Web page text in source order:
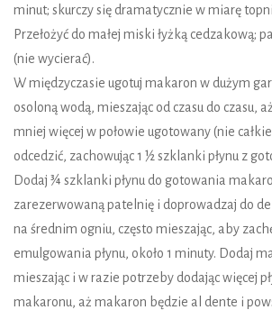
minut; skurczy się dramatycznie w miarę
Przełożyć do małej miski łyżką cedzakową;
(nie wycierać).
W międzyczasie ugotuj makaron w dużym
osoloną wodą, mieszając od czasu do czasu,
mniej więcej w połowie ugotowany (nie
odcedzić, zachowując 1 ½ szklanki płynu z
Dodaj ¾ szklanki płynu do gotowania
zarezerwowaną patelnię i doprowadzaj do
na średnim ogniu, często mieszając, aby
emulgowania płynu, około 1 minuty. Dodaj
mieszając i w razie potrzeby dodając więcej
makaronu, aż makaron będzie al dente i